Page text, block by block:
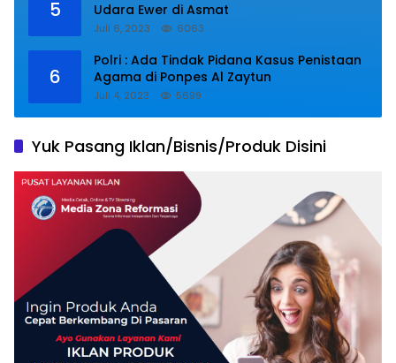
5
Udara Ewer di Asmat
Juli 6, 2023 6063
6
Polri : Ada Tindak Pidana Kasus Penistaan
Agama di Ponpes Al Zaytun
Juli 4, 2023 5699
Yuk Pasang Iklan/Bisnis/Produk Disini